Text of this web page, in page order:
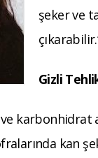
şeker ve
Gizli
karbonhidrat
kan